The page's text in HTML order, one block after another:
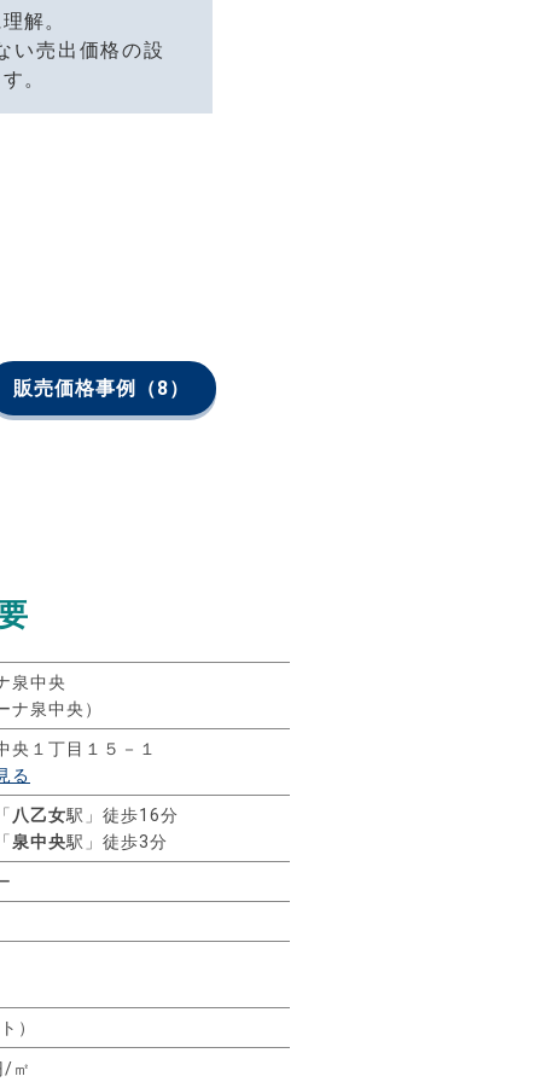
解。
い売出価格の設
。
販売価格事例 （8）
泉中央
ナ泉中央）
央１丁目１５－１
る
八乙女駅」徒歩16分
泉中央駅」徒歩3分
）
/㎡